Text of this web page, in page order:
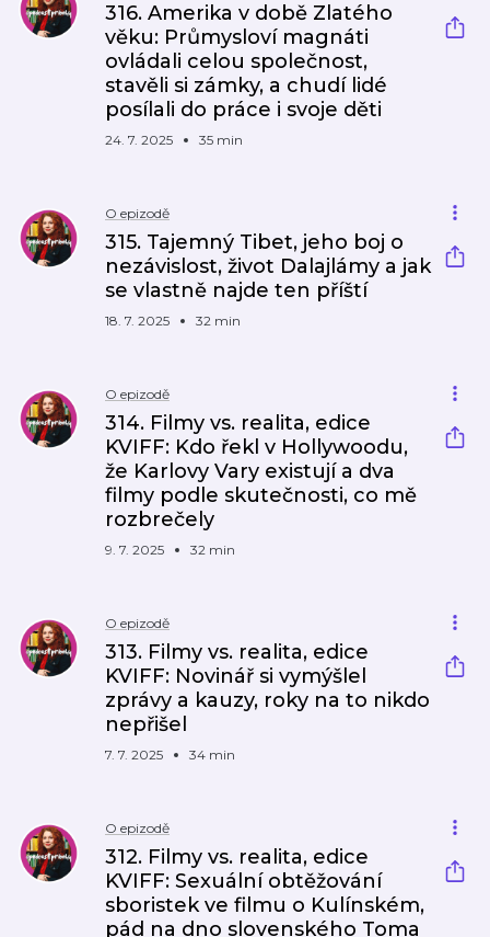
316. Amerika v době Zlatého
věku: Průmysloví magnáti
ovládali celou společnost,
stavěli si zámky, a chudí lidé
posílali do práce i svoje děti
24. 7. 2025 35 min
O epizodě
315. Tajemný Tibet, jeho boj o
nezávislost, život Dalajlámy a jak
se vlastně najde ten příští
18. 7. 2025 32 min
O epizodě
314. Filmy vs. realita, edice
KVIFF: Kdo řekl v Hollywoodu,
že Karlovy Vary existují a dva
filmy podle skutečnosti, co mě
rozbrečely
9. 7. 2025 32 min
O epizodě
313. Filmy vs. realita, edice
KVIFF: Novinář si vymýšlel
zprávy a kauzy, roky na to nikdo
nepřišel
7. 7. 2025 34 min
O epizodě
312. Filmy vs. realita, edice
KVIFF: Sexuální obtěžování
sboristek ve filmu o Kulínském,
pád na dno slovenského Toma